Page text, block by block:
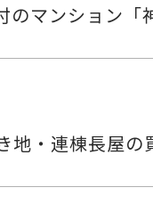
のマンション「
地・連棟長屋の